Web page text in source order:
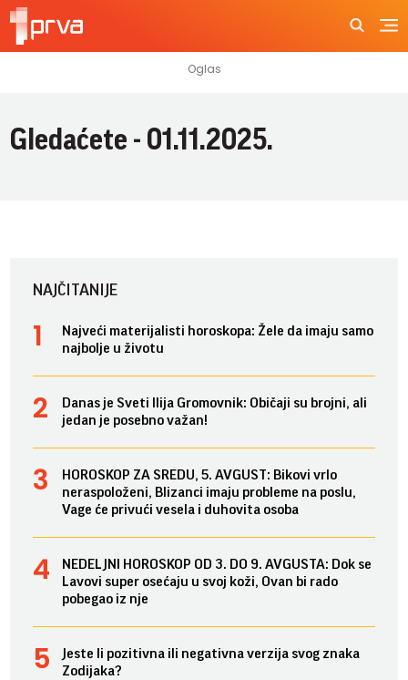
Gledaćete - 01.11.2025.
NAJČITANIJE
Najveći materijalisti horoskopa: Žele da imaju samo
najbolje u životu
Danas je Sveti Ilija Gromovnik: Običaji su brojni, ali
jedan je posebno važan!
HOROSKOP ZA SREDU, 5. AVGUST: Bikovi vrlo
neraspoloženi, Blizanci imaju probleme na poslu,
Vage će privući vesela i duhovita osoba
NEDELJNI HOROSKOP OD 3. DO 9. AVGUSTA: Dok se
Lavovi super osećaju u svoj koži, Ovan bi rado
pobegao iz nje
Jeste li pozitivna ili negativna verzija svog znaka
Zodijaka?